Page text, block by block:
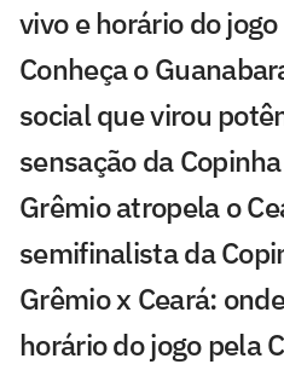
vivo e horário do
Conheça o
social que virou
sensação da Copinha
Grêmio atropela o
semifinalista da
Grêmio x Ceará:
horário do jogo pela